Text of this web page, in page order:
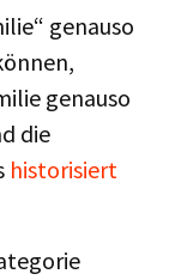
genauso
genauso
die
historisiert